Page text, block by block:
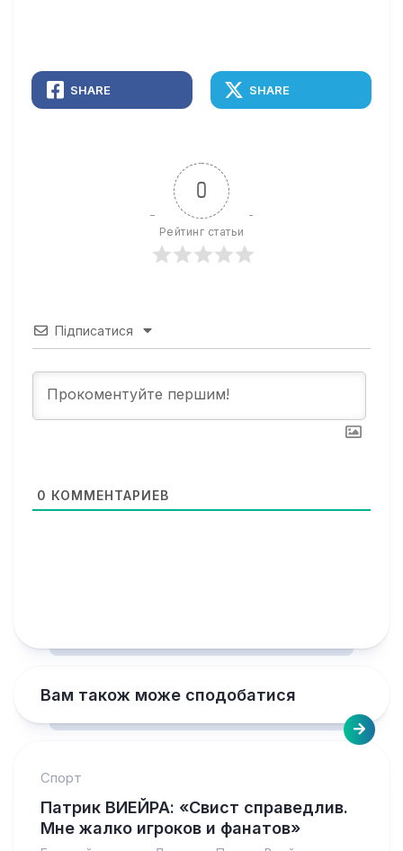
SHARE SHARE
0
Рейтинг статьи
Підписатися
0 КОММЕНТАРИЕВ
Вам також може сподобатися
Спорт
Патрик ВИЕЙРА: «Свист справедлив.
Мне жалко игроков и фанатов»